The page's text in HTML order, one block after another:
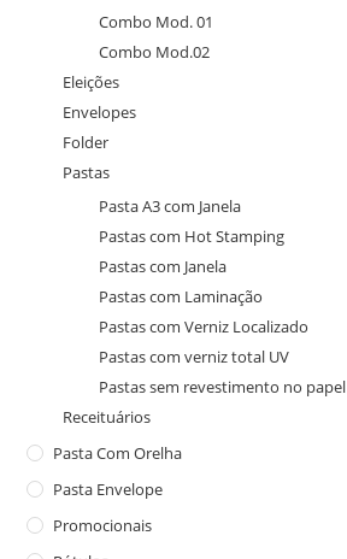
Combo Mod. 01
Combo Mod.02
Eleições
Envelopes
Folder
Pastas
Pasta A3 com Janela
Pastas com Hot Stamping
Pastas com Janela
Pastas com Laminação
Pastas com Verniz Localizado
Pastas com verniz total UV
Pastas sem revestimento no papel
Receituários
Pasta Com Orelha
Pasta Envelope
Promocionais